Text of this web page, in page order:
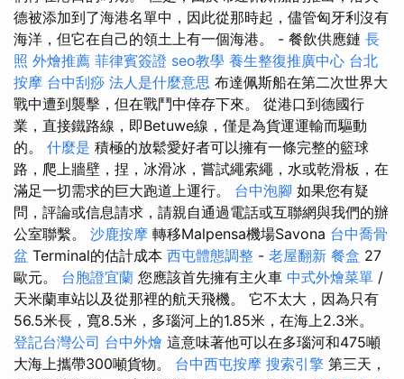
德被添加到了海港名單中，因此從那時起，儘管匈牙利沒有
海洋，但它在自己的領土上有一個海港。 - 餐飲供應鏈 長
照 外燴推薦 菲律賓簽證 seo教學 養生整復推廣中心 台北
按摩 台中刮痧 法人是什麼意思 布達佩斯船在第二次世界大
戰中遭到襲擊，但在戰鬥中倖存下來。 從港口到德國行
業，直接鐵路線，即Betuwe線，僅是為貨運運輸而驅動
的。 什麼是 積極的放鬆愛好者可以擁有一條完整的籃球
路，爬上牆壁，捏，冰滑冰，嘗試繩索繩，水或乾滑板，在
滿足一切需求的巨大跑道上運行。 台中泡腳 如果您有疑
問，評論或信息請求，請親自通過電話或互聯網與我們的辦
公室聯繫。 沙鹿按摩 轉移Malpensa機場Savona 台中喬骨
盆 Terminal的估計成本 西屯體態調整 - 老屋翻新 餐盒 27
歐元。 台胞證宜蘭 您應該首先擁有主火車 中式外燴菜單 /
天米蘭車站以及從那裡的航天飛機。 它不太大，因為只有
56.5米長，寬8.5米，多瑙河上的1.85米，在海上2.3米。
登記台灣公司 台中外燴 這意味著他可以在多瑙河和475噸
大海上攜帶300噸貨物。 台中西屯按摩 搜索引擎 第三天，